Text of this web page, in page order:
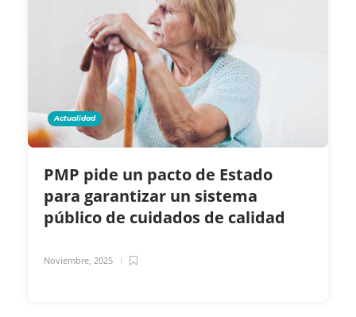
Actualidad
PMP pide un pacto de Estado
para garantizar un sistema
público de cuidados de calidad
Noviembre, 2025